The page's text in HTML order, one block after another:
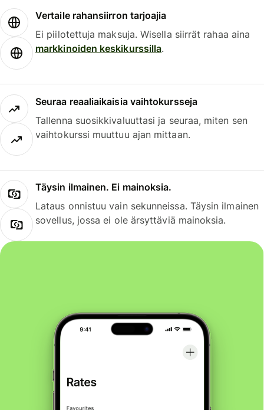
Vertaile rahansiirron tarjoajia
Ei piilotettuja maksuja. Wisella siirrät rahaa aina
markkinoiden keskikurssilla.
Seuraa reaaliaikaisia vaihtokursseja
Tallenna suosikkivaluuttasi ja seuraa, miten sen
vaihtokurssi muuttuu ajan mittaan.
Täysin ilmainen. Ei mainoksia.
Lataus onnistuu vain sekunneissa. Täysin ilmainen
sovellus, jossa ei ole ärsyttäviä mainoksia.